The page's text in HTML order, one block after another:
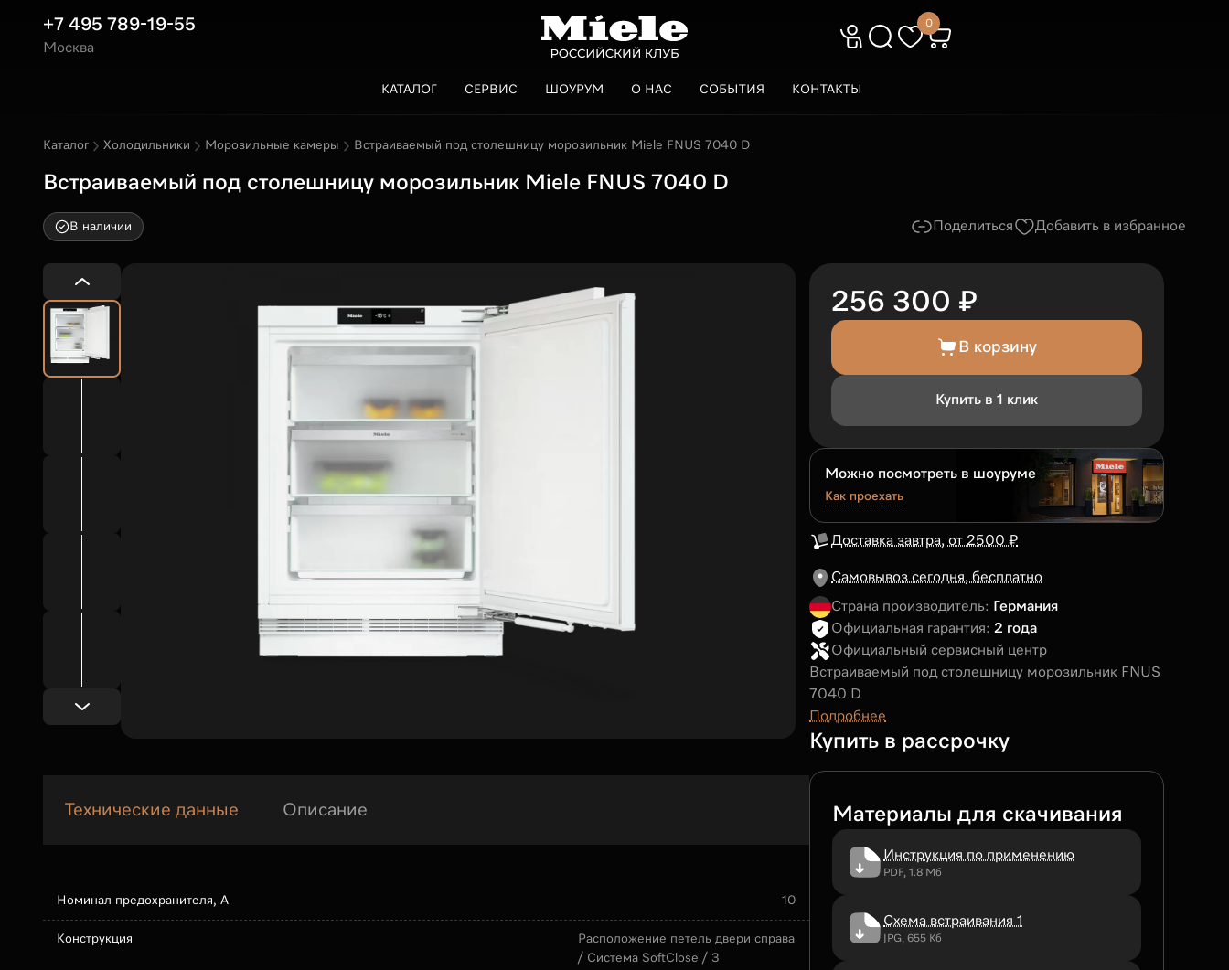
+7 495 789-19-55
Москва
0
КАТАЛОГ СЕРВИС ШОУРУМ О НАС СОБЫТИЯ КОНТАКТЫ
Каталог Холодильники Морозильные камеры Встраиваемый под столешницу морозильник Miele FNUS 7040 D
Встраиваемый под столешницу морозильник Miele FNUS 7040 D
В наличии Поделиться Добавить в избранное
Технические данные Описание
Номинал предохранителя, А 10
Конструкция
Расположение петель двери справа
/ Система SoftClose / 3
256 300 ₽
В корзину
Купить в 1 клик
Можно посмотреть в шоуруме
Как проехать
Доставка завтра, от 2500 ₽
Самовывоз сегодня, бесплатно
Страна производитель: Германия
Официальная гарантия: 2 года
Официальный сервисный центр
Встраиваемый под столешницу морозильник FNUS
7040 D
Подробнее
Купить в рассрочку
Материалы для скачивания
Инструкция по применению
PDF, 1.8 Мб
Схема встраивания 1
JPG, 655 Кб